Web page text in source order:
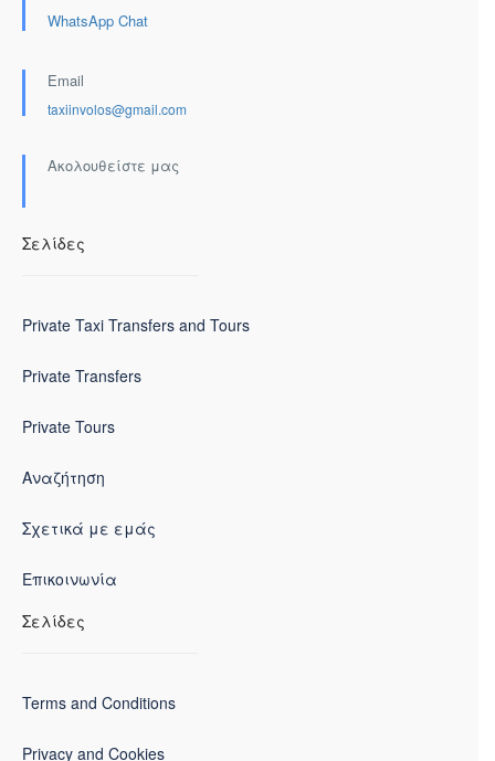
WhatsApp Chat
Email
taxiinvolos@gmail.com
Ακολουθείστε μας
Σελίδες
Private Taxi Transfers and Tours
Private Transfers
Private Tours
Αναζήτηση
Σχετικά με εμάς
Επικοινωνία
Σελίδες
Terms and Conditions
Privacy and Cookies